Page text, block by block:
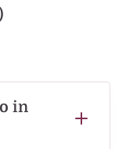
in